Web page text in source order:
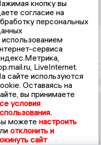
кнопку вы
согласие на
персональных
использованием
сервиса
LiveInternet.
сайте используются
Оставаясь на
вы принимаете
условия
можете настроить
отклонить и
сайт